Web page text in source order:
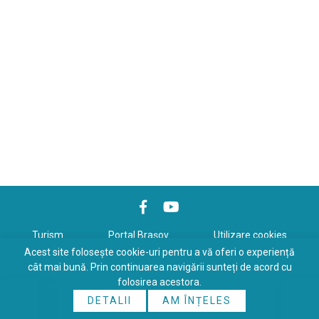
Turism Portal Braşov Utilizare cookies
Politică de confidenţialitate
Copyrights © 2026 All Rights Reserved. Powered by
Online
Acest site folosește cookie-uri pentru a vă oferi o experiență
cât mai bună. Prin continuarea navigării sunteți de acord cu
folosirea acestora.
DETALII
AM ÎNȚELES